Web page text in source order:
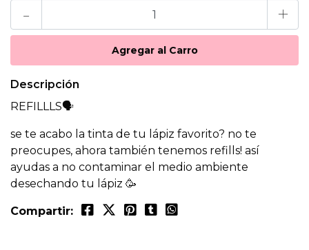
- +
Descripción
REFILLLS🗣
se te acabo la tinta de tu lápiz favorito? no te
preocupes, ahora también tenemos refills! así
ayudas a no contaminar el medio ambiente
desechando tu lápiz 🥳
Compartir: